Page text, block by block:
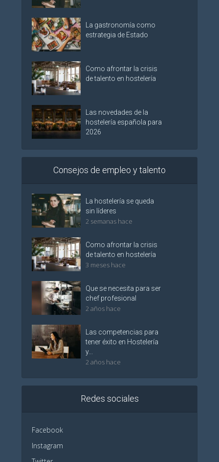
La gastronomía como
estrategia de Estado
Como afrontar la crisis
de talento en hostelería
Las novedades de la
hostelería española para
2026
Consejos de empleo y talento
La hostelería se queda
sin líderes
2 semanas hace
Como afrontar la crisis
de talento en hostelería
3 meses hace
Que se necesita para ser
chef profesional
2 años hace
Las competencias para
tener éxito en Hostelería
y...
2 años hace
Redes sociales
Facebook
Instagram